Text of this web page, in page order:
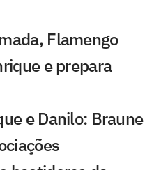
Flamengo
e prepara
e Danilo: Braune